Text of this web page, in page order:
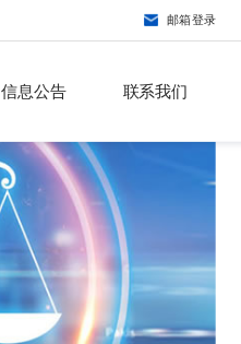
邮箱登录
信息公告 联系我们